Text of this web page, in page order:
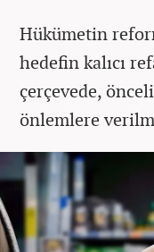
Hükümetin
hedefin kalıcı
çerçevede,
önlemlere